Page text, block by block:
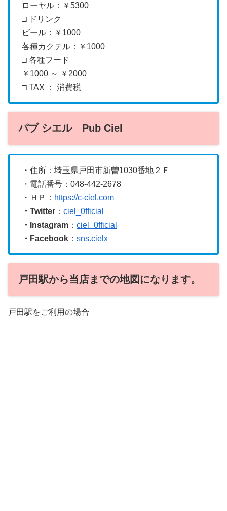
ローヤル：￥5300
□ ドリンク
ビール：￥1000
各種カクテル：￥1000
□ 各種フード
￥1000 ～ ￥2000
□ TAX ： 消費税
パブ シエル Pub Ciel
・住所：埼玉県戸田市新曽1030番地２Ｆ
・電話番号：048-442-2678
・ＨＰ： https://c-ciel.com
・Twitter ： ciel_0fficial
・Instagram ： ciel_0fficial
・Facebook ： sns.cielx
戸田駅から当店までの地図になります。
戸田駅をご利用の場合